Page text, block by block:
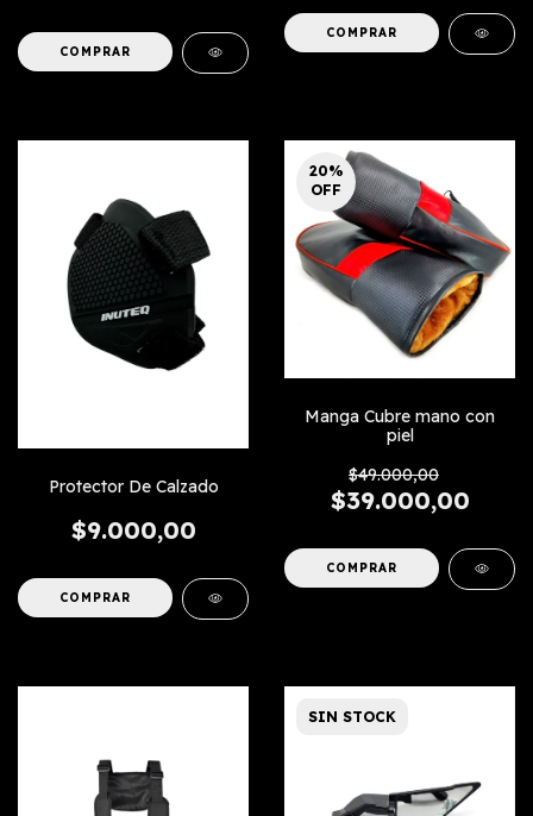
COMPRAR
Protector De Calzado
$9.000,00
20%
OFF
Manga Cubre mano con
piel
$49.000,00
$39.000,00
SIN STOCK